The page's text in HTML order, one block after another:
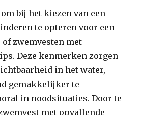
bij het kiezen van een
te opteren voor een
zwemvesten met
Deze kenmerken zorgen
in het water,
gemakkelijker te
in noodsituaties. Door te
met opvallende